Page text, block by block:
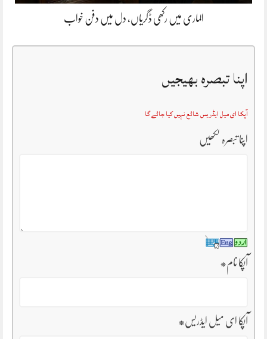
الماری میں رکھی ڈگریاں، دل میں دفن خواب
اپنا تبصرہ بھیجیں
آپکا ای میل ایڈریس شائع نہیں کیا جائے گا
اپنا تبصرہ لکھیں
آپکا نام*
آپکا ای میل ایڈریس*